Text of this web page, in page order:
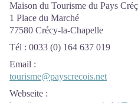
Maison du Tourisme du Pays
1 Place du Marché
77580 Crécy-la-Chapelle
Tél : 0033 (0) 164 637 019
Email :
tourisme@payscrecois.net
Webseite :